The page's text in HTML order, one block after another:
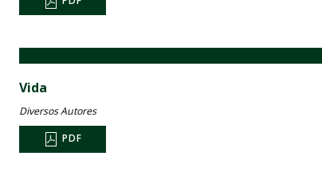
Vida
Diversos Autores
PDF